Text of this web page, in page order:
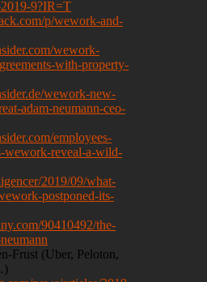
9?IR=T
p/wework-and-
wework-
with-property-
wework-new-
adam-neumann-ceo-
employees-
wework-reveal-a-wild-
2019/09/what-
postponed-its-
90410492/the-
Frust (Uber, Peloton,